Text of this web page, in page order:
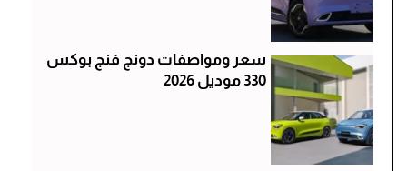
سعر ومواصفات دونج فنج بوكس
330 موديل 2026